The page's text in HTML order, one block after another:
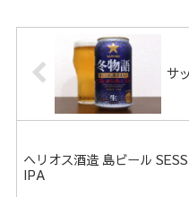
サ
ヘリオス酒造 島ビール
IPA